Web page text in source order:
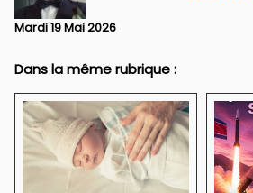
Mardi 19 Mai 2026
Dans la même rubrique :